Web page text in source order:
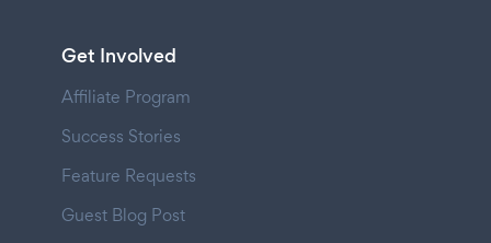
Get Involved
Affiliate Program
Success Stories
Feature Requests
Guest Blog Post